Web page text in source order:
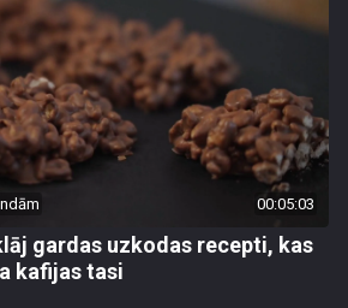
00:05:03
gardas uzkodas recepti, kas
kafijas tasi